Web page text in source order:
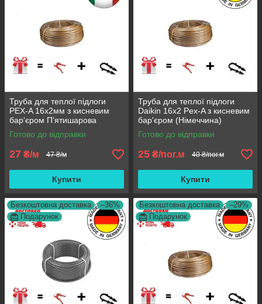
Труба для теплої підлоги
PEX-A 16х2мм з кисневим
бар'єром П'ятишарова
(Італія)
Готово до відправки
27 ₴/м 47 ₴/м
Купити
Труба для теплої підлоги
Daikin 16x2 Pex-A з кисневим
бар'єром (Німеччина)
Готово до відправки
25 ₴/пог.м 40 ₴/пог.м
Купити
Безкоштовна доставка
–36%
Подарунок
Безкоштовна доставка
–29%
Подарунок